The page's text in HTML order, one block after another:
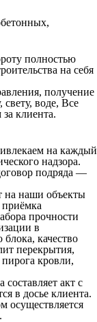
полностью
на себя
получение
воде, Все
клиента.
на каждый
надзора.
подряда —
на наши объекты
приёмка
прочности
в
блока, качество
перекрытия,
кровли,
акт с
в досье клиента.
осуществляется